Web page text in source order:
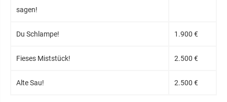
sagen!
Du Schlampe! 1.900 €
Fieses Miststück! 2.500 €
Alte Sau! 2.500 €